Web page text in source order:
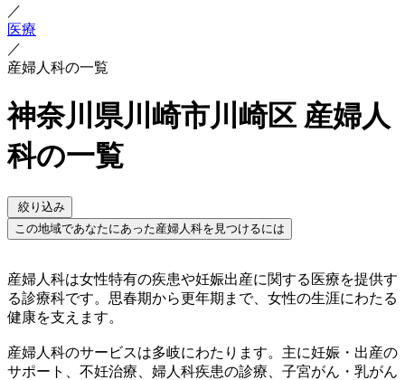
／
医療
／
産婦人科の一覧
神奈川県川崎市川崎区 産婦人
科の一覧
絞り込み
この地域であなたにあった産婦人科を見つけるには
産婦人科は女性特有の疾患や妊娠出産に関する医療を提供す
る診療科です。思春期から更年期まで、女性の生涯にわたる
健康を支えます。
産婦人科のサービスは多岐にわたります。主に妊娠・出産の
サポート、不妊治療、婦人科疾患の診療、子宮がん・乳がん